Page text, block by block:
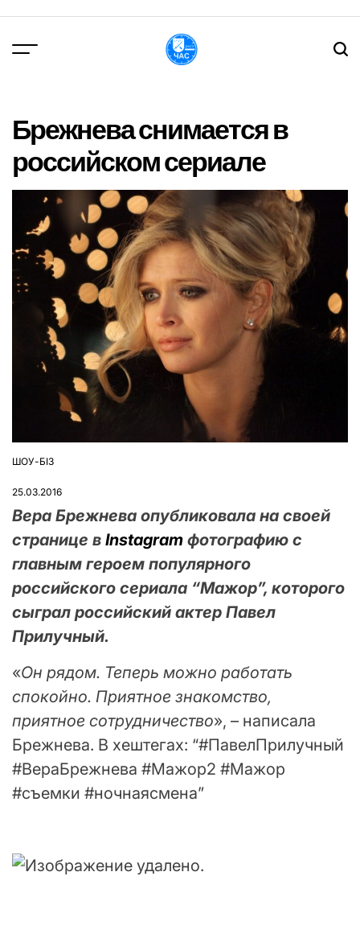
вмісту
Брежнева снимается в
российском сериале
ОПУБЛІКУВАТИ
ШОУ-БІЗ
25.03.2016
Вера Брежнева опубликовала на своей
странице в Instagram фотографию с
главным героем популярного
российского сериала “Мажор”, которого
сыграл российский актер Павел
Прилучный.
«Он рядом. Теперь можно работать
спокойно. Приятное знакомство,
приятное сотрудничество», – написала
Брежнева. В хештегах: “#ПавелПрилучный
#ВераБрежнева #Мажор2 #Мажор
#съемки #ночнаясмена”